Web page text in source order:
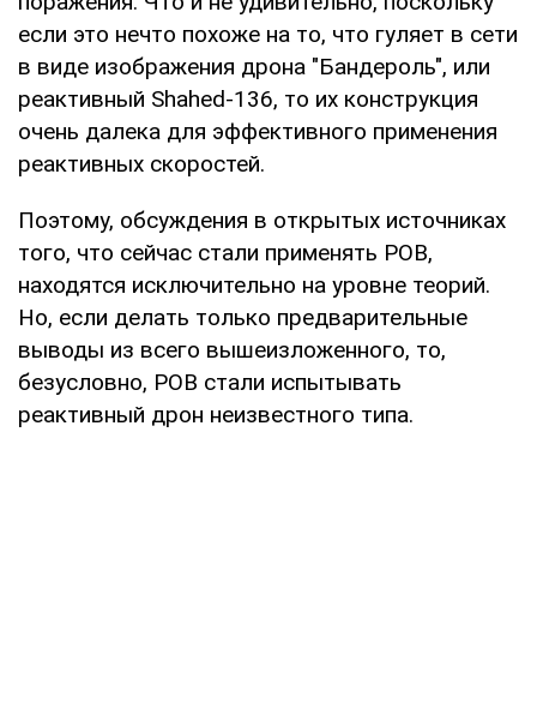
если это нечто похоже на то, что гуляет в сети
в виде изображения дрона "Бандероль", или
реактивный Shahed-136, то их конструкция
очень далека для эффективного применения
реактивных скоростей.
Поэтому, обсуждения в открытых источниках
того, что сейчас стали применять РОВ,
находятся исключительно на уровне теорий.
Но, если делать только предварительные
выводы из всего вышеизложенного, то,
безусловно, РОВ стали испытывать
реактивный дрон неизвестного типа.